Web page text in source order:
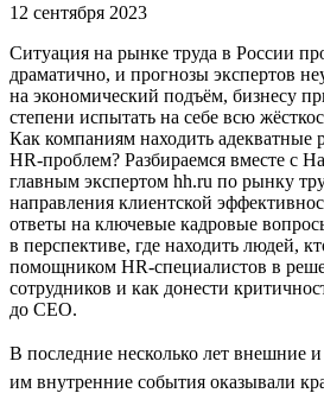
12 сентября 2023
Ситуация на рынке труда в России
драматично, и прогнозы экспертов
на экономический подъём, бизнесу
степени испытать на себе всю
Как компаниям находить адекватные
HR-проблем? Разбираемся вместе с
главным экспертом hh.ru по рынку
направления клиентской
ответы на ключевые кадровые
в перспективе, где находить людей,
помощником HR-специалистов в
сотрудников и как донести
до CEO.
В последние несколько лет внешние
им внутренние события оказывали